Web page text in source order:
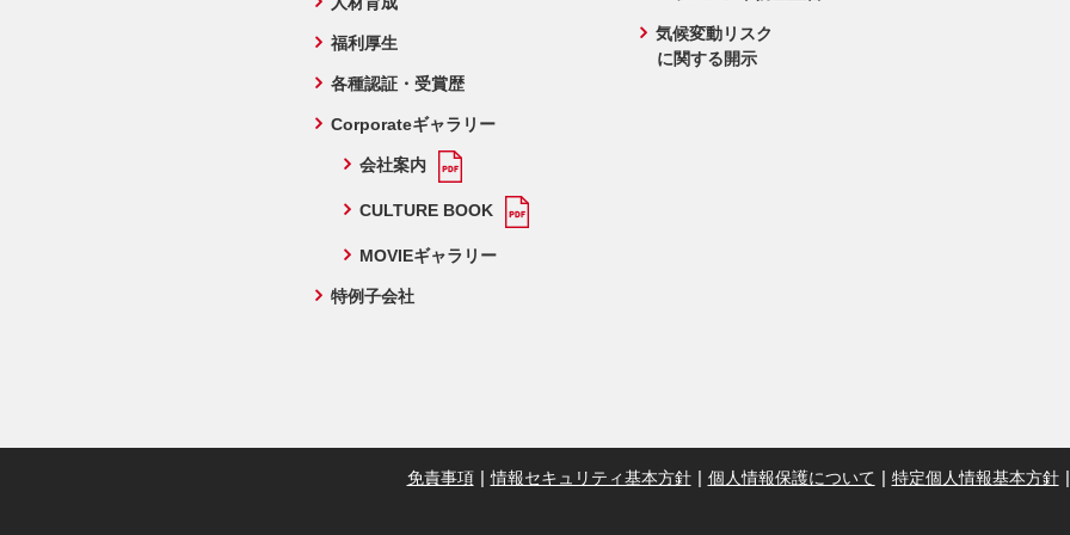
福利厚生
各種認証・受賞歴
Corporateギャラリー
会社案内
CULTURE BOOK
MOVIEギャラリー
特例子会社
気候変動リスク
に関する開示
免責事項 情報セキュリティ基本方針 個人情報保護について 特定個人情報基本方針